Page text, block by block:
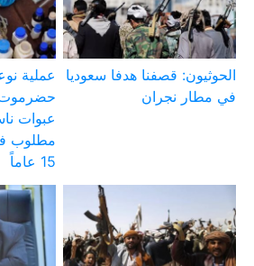
الحوثيون: قصفنا هدفا سعوديا
في مطار نجران
عملية
عبوات
مطلوب
15 عاماً